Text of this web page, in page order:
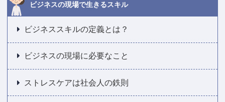
ビジネスの現場で生きるスキル
ビジネススキルの定義とは？
ビジネスの現場に必要なこと
ストレスケアは社会人の鉄則